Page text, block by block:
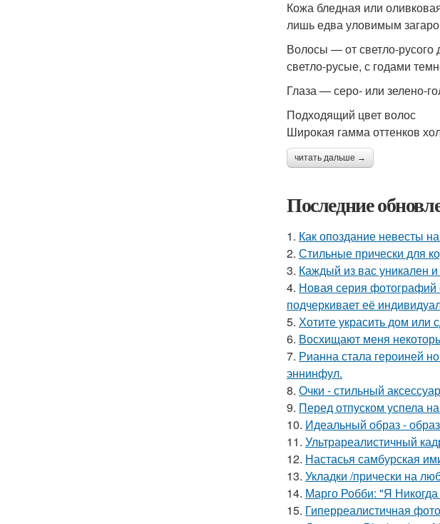
Кожа бледная или
лишь едва уловимым
Волосы — от светло-русого
светло-русые, с годами
Глаза — серо- или зелено-
Подходящий цвет волос
Широкая гамма оттенков
читать дальше →
Последние
1. Как опоздание невесты
2. Стильные прически для
3. Каждый из вас уникален
4. Новая серия фотографий
подчеркивает её
5. Хотите украсить дом или
6. Восхищают меня
7. Рианна стала героиней
эннинфул.
8. Очки - стильный
9. Перед отпуском успела
10. Идеальный образ -
11. Ультрареалистичный
12. Настасья самбурская
13. Укладки /прически на
14. Марго Робби: "Я
15. Гиперреалистичная